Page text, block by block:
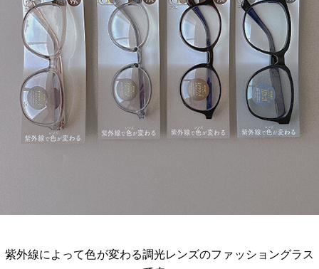
紫外線によって色が変わる調光レンズのファッショングラス